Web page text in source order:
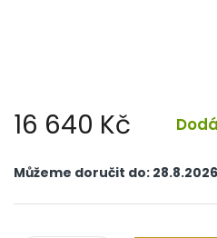
16 640 Kč
cena:
Můžeme doručit do: 28.8.2026